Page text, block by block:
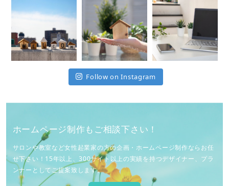
Follow on Instagram
ホームページ制作もご相談下さい！
サロンや教室など女性起業家の方の企画・ホームページ制作ならお任
せ下さい！15年以上、300サイト以上の実績を持つデザイナー、プラ
ンナーとしてご提案致します。